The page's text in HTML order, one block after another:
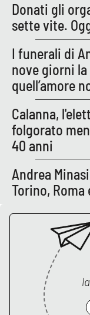
Le perfidie di
Venti di
STREAMING
LaC TV
LaC Network
LaC OnAir
EDIZIONI
LOCALI
Catanzaro
Crotone
Vibo Valentia
Donati gli
sette vite.
I funerali di
nove giorni
quell’amore
Calanna,
folgorato
40 anni
Andrea
Torino, Roma